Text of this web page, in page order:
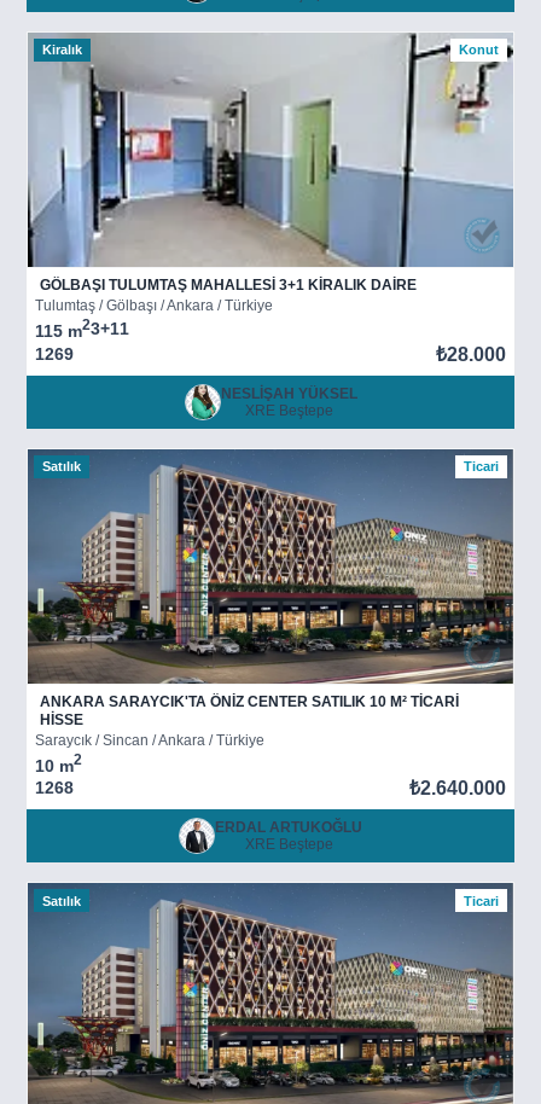
Kiralık Konut
GÖLBAŞI TULUMTAŞ MAHALLESİ 3+1 KİRALIK DAİRE
Tulumtaş / Gölbaşı / Ankara / Türkiye
115 m23+11
1269
₺28.000
NESLİŞAH YÜKSEL
XRE Beştepe
Satılık Ticari
ANKARA SARAYCIK'TA ÖNİZ CENTER SATILIK 10 M² TİCARİ
HİSSE
Saraycık / Sincan / Ankara / Türkiye
10 m2
1268 ₺2.640.000
ERDAL ARTUKOĞLU
XRE Beştepe
Satılık Ticari